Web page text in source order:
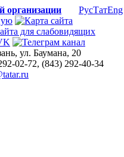
организации РусТатEng
ул. Баумана, 20
02-72, (843) 292-40-34